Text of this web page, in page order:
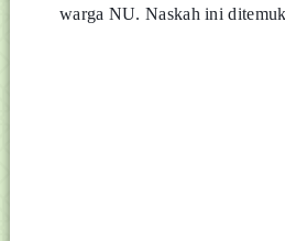
warga NU. Naskah ini